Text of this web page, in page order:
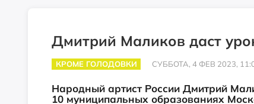
Дмитрий Маликов даст
КРОМЕ ГОЛОДОВКИ СУББОТА, 4 ФЕВ 2023,
Народный артист России Дмитрий
10 муниципальных образованиях